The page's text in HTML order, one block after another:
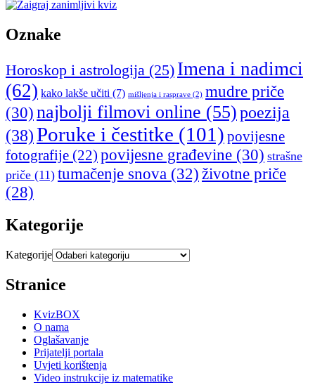
Oznake
Horoskop i astrologija (25) Imena i nadimci
(62) kako lakše učiti (7) mišljenja i rasprave (2) mudre priče
(30) najbolji filmovi online (55)poezija
(38)Poruke i čestitke (101) povijesne
fotografije (22) povijesne građevine (30) strašne
priče (11) tumačenje snova (32) životne priče
(28)
Kategorije
Kategorije
Stranice
KvizBOX
O nama
Oglašavanje
Prijatelji portala
Uvjeti korištenja
Video instrukcije iz matematike